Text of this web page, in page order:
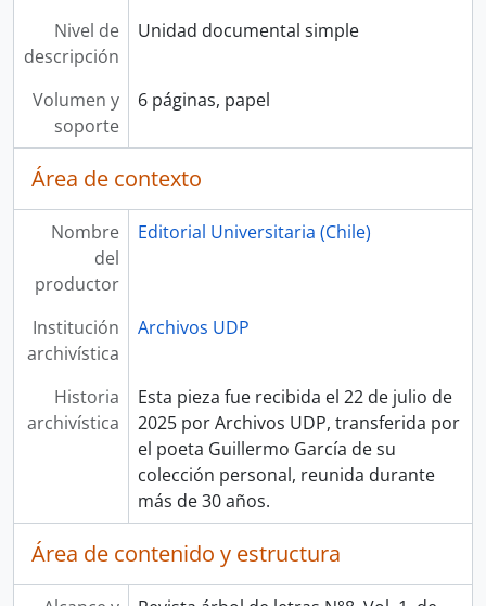
Nivel de
descripción
Unidad documental simple
Volumen y
soporte
6 páginas, papel
Área de contexto
Nombre
del
productor
Editorial Universitaria (Chile)
Institución
archivística
Archivos UDP
Historia
archivística
Esta pieza fue recibida el 22 de julio de
2025 por Archivos UDP, transferida por
el poeta Guillermo García de su
colección personal, reunida durante
más de 30 años.
Área de contenido y estructura